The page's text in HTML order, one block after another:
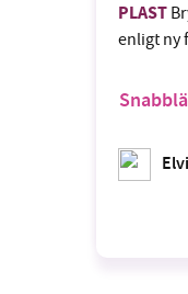
PLAST
enligt ny